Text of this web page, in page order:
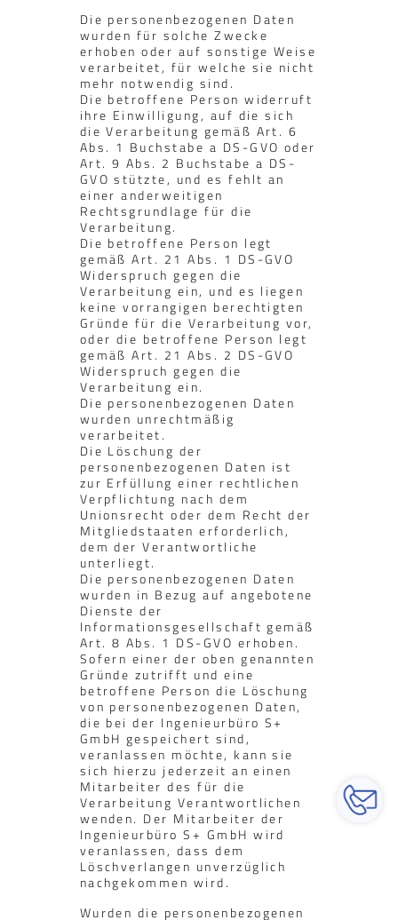
Die personenbezogenen Daten
wurden für solche Zwecke
erhoben oder auf sonstige Weise
verarbeitet, für welche sie nicht
mehr notwendig sind.
Die betroffene Person widerruft
ihre Einwilligung, auf die sich
die Verarbeitung gemäß Art. 6
Abs. 1 Buchstabe a DS-GVO oder
Art. 9 Abs. 2 Buchstabe a DS-
GVO stützte, und es fehlt an
einer anderweitigen
Rechtsgrundlage für die
Verarbeitung.
Die betroffene Person legt
gemäß Art. 21 Abs. 1 DS-GVO
Widerspruch gegen die
Verarbeitung ein, und es liegen
keine vorrangigen berechtigten
Gründe für die Verarbeitung vor,
oder die betroffene Person legt
gemäß Art. 21 Abs. 2 DS-GVO
Widerspruch gegen die
Verarbeitung ein.
Die personenbezogenen Daten
wurden unrechtmäßig
verarbeitet.
Die Löschung der
personenbezogenen Daten ist
zur Erfüllung einer rechtlichen
Verpflichtung nach dem
Unionsrecht oder dem Recht der
Mitgliedstaaten erforderlich,
dem der Verantwortliche
unterliegt.
Die personenbezogenen Daten
wurden in Bezug auf angebotene
Dienste der
Informationsgesellschaft gemäß
Art. 8 Abs. 1 DS-GVO erhoben.
Sofern einer der oben genannten
Gründe zutrifft und eine
betroffene Person die Löschung
von personenbezogenen Daten,
die bei der Ingenieurbüro S+
GmbH gespeichert sind,
veranlassen möchte, kann sie
sich hierzu jederzeit an einen
Mitarbeiter des für die
Verarbeitung Verantwortlichen
wenden. Der Mitarbeiter der
Ingenieurbüro S+ GmbH wird
veranlassen, dass dem
Löschverlangen unverzüglich
nachgekommen wird.
Wurden die personenbezogenen